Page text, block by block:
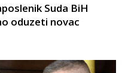
Suda BiH
oduzeti novac